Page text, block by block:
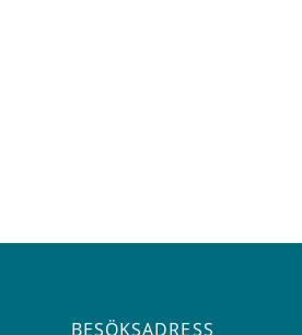
BESÖKSADRESS